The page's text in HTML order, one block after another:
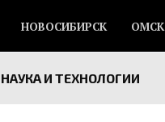
НОВОСИБИРСК ОМСК
НАУКА И ТЕХНОЛОГИИ